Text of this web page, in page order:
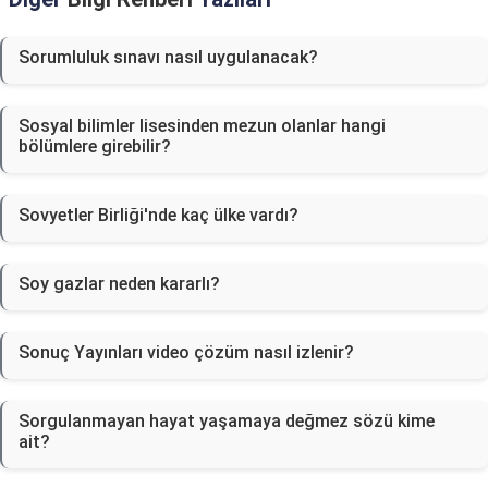
Sorumluluk sınavı nasıl uygulanacak?
Sosyal bilimler lisesinden mezun olanlar hangi
bölümlere girebilir?
Sovyetler Birliği'nde kaç ülke vardı?
Soy gazlar neden kararlı?
Sonuç Yayınları video çözüm nasıl izlenir?
Sorgulanmayan hayat yaşamaya değmez sözü kime
ait?